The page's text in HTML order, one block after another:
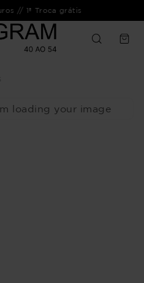
// 1ª Troca grátis
loading your image